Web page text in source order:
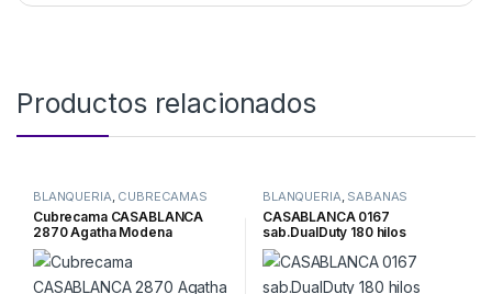
Productos relacionados
BLANQUERIA, CUBRECAMAS
Cubrecama CASABLANCA
2870 Agatha Modena
170*230 c/1 funda
BLANQUERIA, SABANAS
CASABLANCA 0167
sab.DualDuty 180 hilos
p/colch.1.60mt.